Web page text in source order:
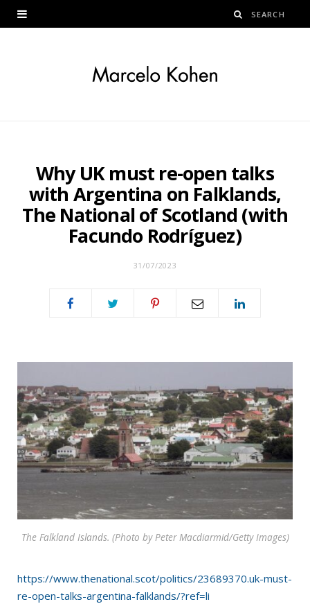
Why UK must re-open talks
with Argentina on Falklands,
The National of Scotland (with
Facundo Rodríguez)
31/07/2023
The Falkland Islands. (Photo by Peter Macdiarmid/Getty Images)
https://www.thenational.scot/politics/23689370.uk-must-
re-open-talks-argentina-falklands/?ref=li